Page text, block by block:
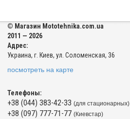
© Магазин Mototehnika.com.ua
2011 — 2026
Адрес:
Украина, г. Киев, ул. Соломенская, 36
посмотреть на карте
Телефоны:
+38 (044) 383-42-33 (для стационарных)
+38 (097) 777-71-77 (Киевстар)